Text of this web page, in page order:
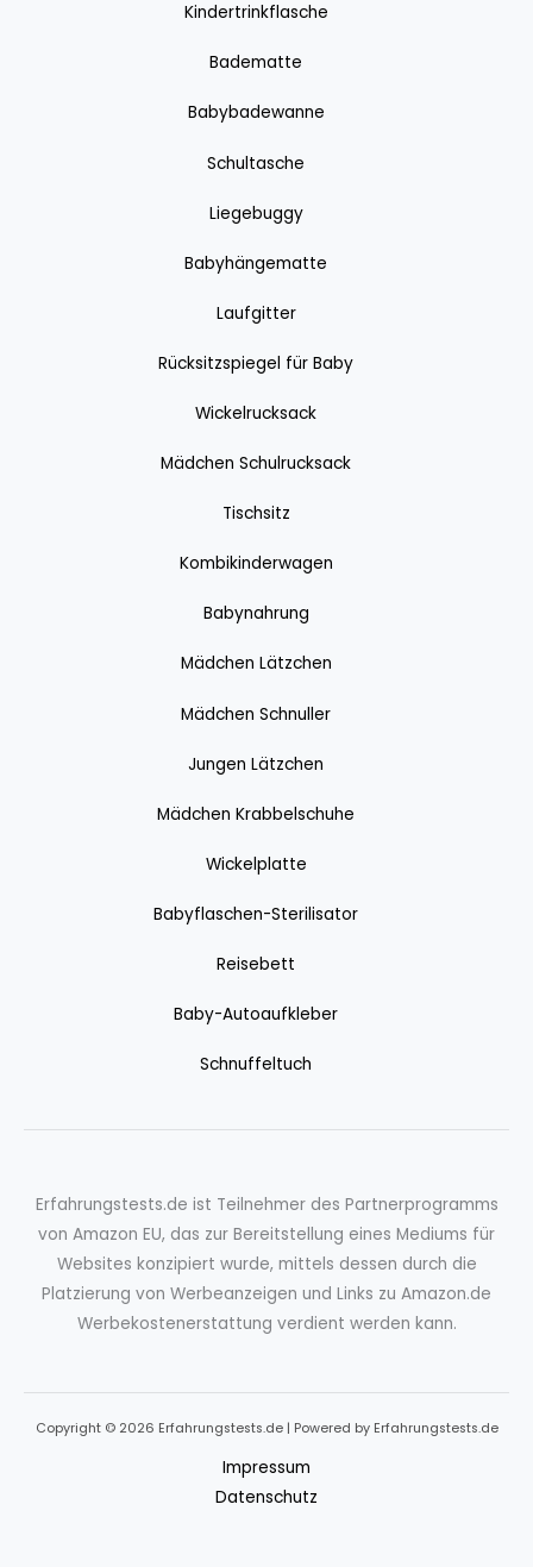
Kindertrinkflasche
Badematte
Babybadewanne
Schultasche
Liegebuggy
Babyhängematte
Laufgitter
Rücksitzspiegel für Baby
Wickelrucksack
Mädchen Schulrucksack
Tischsitz
Kombikinderwagen
Babynahrung
Mädchen Lätzchen
Mädchen Schnuller
Jungen Lätzchen
Mädchen Krabbelschuhe
Wickelplatte
Babyflaschen-Sterilisator
Reisebett
Baby-Autoaufkleber
Schnuffeltuch
Erfahrungstests.de ist Teilnehmer des Partnerprogramms
von Amazon EU, das zur Bereitstellung eines Mediums für
Websites konzipiert wurde, mittels dessen durch die
Platzierung von Werbeanzeigen und Links zu Amazon.de
Werbekostenerstattung verdient werden kann.
Copyright © 2026 Erfahrungstests.de | Powered by Erfahrungstests.de
Impressum
Datenschutz